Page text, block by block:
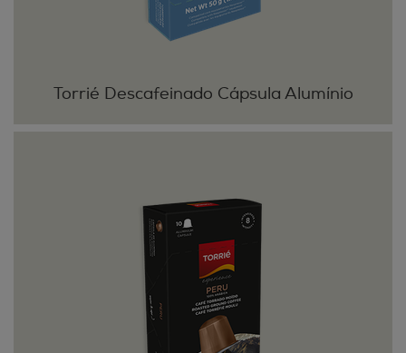
Torrié Descafeinado Cápsula Alumínio